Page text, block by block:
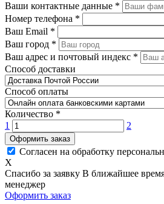
Ваши контактные данные *
Номер телефона *
Ваш Email *
Ваш город *
Ваш адрес и почтовый индекс *
Способ доставки
Способ оплаты
Количество *
1
2
Оформить заказ
Согласен на обработку
X
Спасибо за заявку В ближайшее
менеджер
Оформить заказ